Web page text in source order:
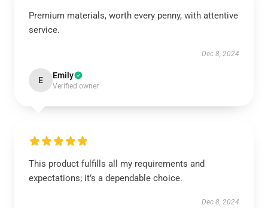
Premium materials, worth every penny, with attentive
service.
Dec 8, 2024
E Emily
Verified owner
This product fulfills all my requirements and
expectations; it’s a dependable choice.
Dec 8, 2024